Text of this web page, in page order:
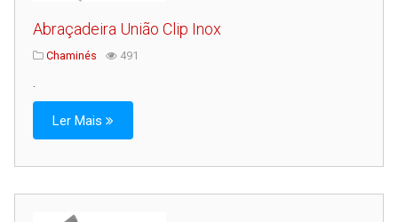
Abraçadeira União Clip Inox
Chaminés 491
Ler Mais